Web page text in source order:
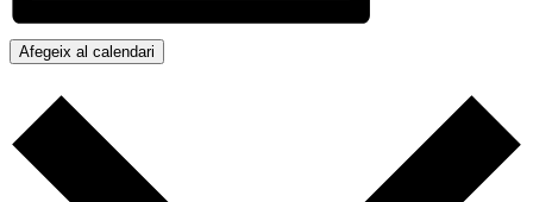
Afegeix al calendari